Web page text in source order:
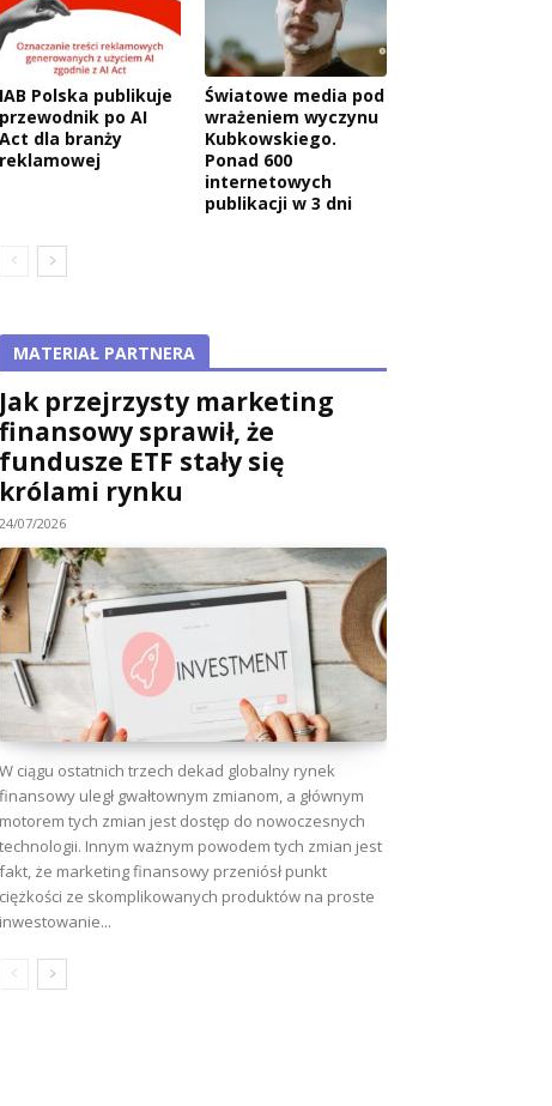
IAB Polska publikuje
przewodnik po AI
Act dla branży
reklamowej
Światowe media pod
wrażeniem wyczynu
Kubkowskiego.
Ponad 600
internetowych
publikacji w 3 dni
MATERIAŁ PARTNERA
Jak przejrzysty marketing
finansowy sprawił, że
fundusze ETF stały się
królami rynku
24/07/2026
W ciągu ostatnich trzech dekad globalny rynek
finansowy uległ gwałtownym zmianom, a głównym
motorem tych zmian jest dostęp do nowoczesnych
technologii. Innym ważnym powodem tych zmian jest
fakt, że marketing finansowy przeniósł punkt
ciężkości ze skomplikowanych produktów na proste
inwestowanie...